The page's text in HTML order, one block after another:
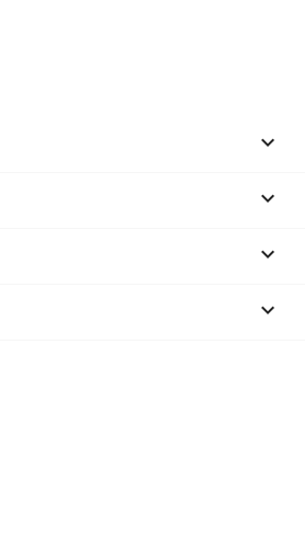



keyboard_arrow_down